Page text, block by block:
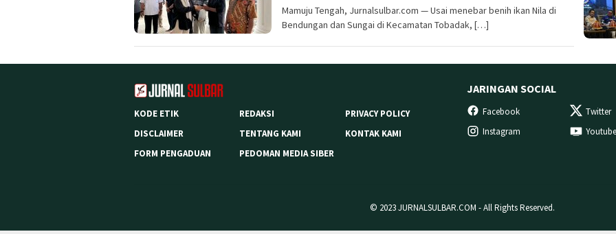
Mamuju Tengah, Jurnalsulbar.com — Usai menebar benih ikan Nila di
Bendungan dan Sungai di Kecamatan Tobadak, […]
KODE ETIK REDAKSI
PRIVACY POLICY
DISCLAIMER
TENTANG KAMI
KONTAK KAMI
FORM PENGADUAN
PEDOMAN MEDIA SIBER
JARINGAN SOCIAL
Facebook Twitter
Instagram
Youtube
© 2023 JURNALSULBAR.COM - All Rights Reserved.